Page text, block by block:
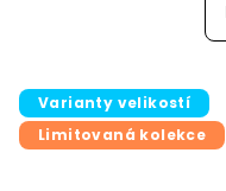
Varianty velikostí
Limitovaná kolekce